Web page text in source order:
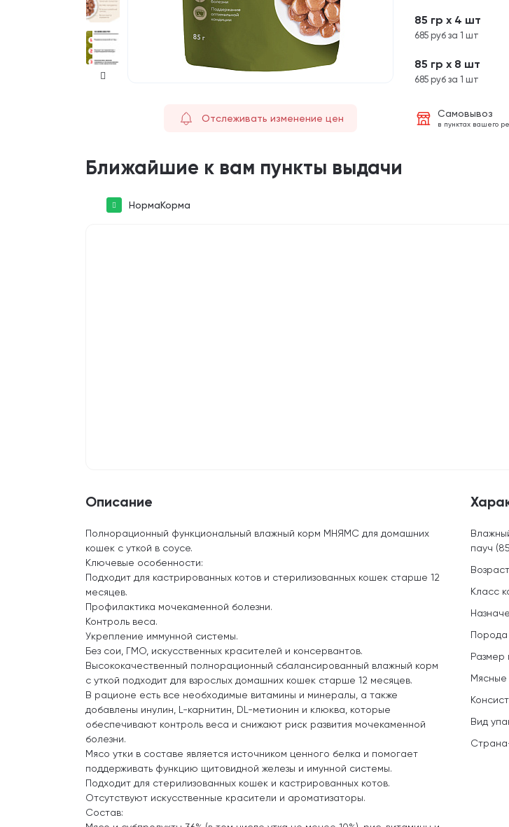
Отслеживать изменение цен
85 гр х 4 шт
685 руб за 1 шт
85 гр х 8 шт
685 руб за 1 шт
Самовывоз
в пунктах вашего
Ближайшие к вам пункты выдачи
НормаКорма
Описание
Полнорационный функциональный влажный корм МНЯМС для домашних
кошек с уткой в соусе.
Ключевые особенности:
Подходит для кастрированных котов и стерилизованных кошек старше 12
месяцев.
Профилактика мочекаменной болезни.
Контроль веса.
Укрепление иммунной системы.
Без сои, ГМО, искусственных красителей и консервантов.
Высококачественный полнорационный сбалансированный влажный корм
с уткой подходит для взрослых домашних кошек старше 12 месяцев.
В рационе есть все необходимые витамины и минералы, а также
добавлены инулин, L-карнитин, DL-метионин и клюква, которые
обеспечивают контроль веса и снижают риск развития мочекаменной
болезни.
Мясо утки в составе является источником ценного белка и помогает
поддерживать функцию щитовидной железы и имунной системы.
Подходит для стерилизованных кошек и кастрированных котов.
Отсутствуют искусственные красители и ароматизаторы.
Состав:
пауч
Класс
Порода
Размер
Мясные
Вид